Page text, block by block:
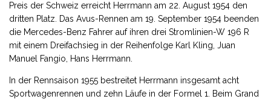
Preis der Schweiz erreicht Herrmann am 22. August 1954 den
dritten Platz. Das Avus-Rennen am 19. September 1954 beenden
die Mercedes-Benz Fahrer auf ihren drei Stromlinien-W 196 R
mit einem Dreifachsieg in der Reihenfolge Karl Kling, Juan
Manuel Fangio, Hans Herrmann.
In der Rennsaison 1955 bestreitet Herrmann insgesamt acht
Sportwagenrennen und zehn Läufe in der Formel 1. Beim Grand